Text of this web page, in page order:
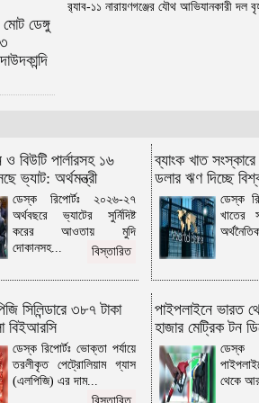
বোর্ডে এইচএসসি পরীক্ষায় বহিষ্কার
অনুপস্থিত ২১০৫
চর দখল নিয়ে সংঘর্ষে নারী নিহতের
আটক ৪
চর দখল নিয়ে দুই গ্রামবাসীর
ইয়াবা সেবনের সময় ৫ যুবক আটক
ভাগ্নীকে বিয়ে করার অভিযোগে
নেতা গ্রেফতার
ও কুমিল্লা সীমান্তে ৫১ লাখ
ভারতীয় পণ্য জব্দ
পুকুরের পানিতে ডুবে স্কুলছাত্রের
অব কুমিল্লা এসএসসি ২০০১ ব্যাচের
বর্ষপূর্তি উদযাপন
ইয়াবাসহ ৩ যুবক আটক
ডেঙ্গু
র‌্যাব-১১ নারায়ণগঞ্জের যৌথ আভিযানকারী দল
বিউটি পার্লারসহ ১৬
ভ্যাট: অর্থমন্ত্রী
ডেস্ক রিপোর্টঃ ২০২৬-২৭
অর্থবছরে ভ্যাটের সুর্নিদিষ্ট
করের আওতায় মুদি
দোকানসহ...
বিস্তারিত
ব্যাংক খাত
ডলার ঋণ দিচ্ছে
ডেস্ক
খাতের
সিলিন্ডারে ৩৮৭ টাকা
বিইআরসি
ডেস্ক রিপোর্টঃ ভোক্তা পর্যায়ে
তরলীকৃত পেট্রোলিয়াম গ্যাস
(এলপিজি) এর দাম...
পাইপলাইনে ভারত
হাজার মেট্রিক টন
ডেস্ক
থেকে